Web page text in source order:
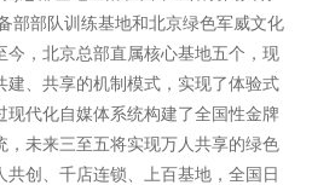
部部队训练基地和北京绿色军威文化
今，北京总部直属核心基地五个，现
建、共享的机制模式，实现了体验式
代化自媒体系统构建了全国性金牌
，未来三至五将实现万人共享的绿色
创、千店连锁、上百基地，全国日